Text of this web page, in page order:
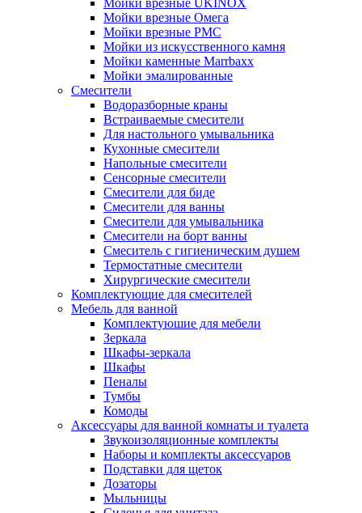
Мойки врезные Омега
Мойки врезные РМС
Мойки из искусственного камня
Мойки каменные Marrbaxx
Мойки эмалированные
Смесители
Водоразборные краны
Встраиваемые смесители
Для настольного умывальника
Кухонные смесители
Напольные смесители
Сенсорные смесители
Смесители для биде
Смесители для ванны
Смесители для умывальника
Смесители на борт ванны
Смеситель с гигиеническим душем
Термостатные смесители
Хирургические смесители
Комплектующие для смесителей
Мебель для ванной
Комплектуюшие для мебели
Зеркала
Шкафы-зеркала
Шкафы
Пеналы
Тумбы
Комоды
Аксессуары для ванной комнаты и туалета
Звукоизоляционные комплекты
Наборы и комплекты аксессуаров
Подставки для щеток
Дозаторы
Мыльницы